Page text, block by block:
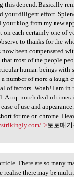
this depend. Basically
your diligent effort.
your blog from my new
on each certainly one of
to thanks for the
been compensated
that most of the people
human beings with
number of more a laugh
of factors. Woah! I am
A top notch deal of
of use and
for me on chrome.
">토토매
There are so many
realise there may be